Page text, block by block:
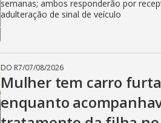
semanas; ambos responderão por
adulteração de sinal de veículo
DO R7/07/08/2026
Mulher tem carro
enquanto